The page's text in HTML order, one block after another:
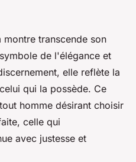
:
de style
de lecture
transcende son
de l'élégance et
elle reflète la
qui la possède. Ce
homme désirant choisir
celle qui
avec justesse et